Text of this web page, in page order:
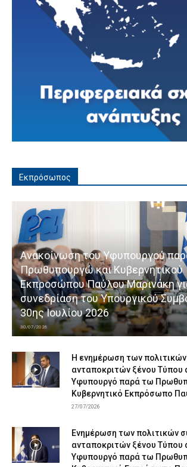
Εκπρόσωπος
Ανακοίνωση του Υφυπουργού
Πρωθυπουργώ και Κυβερνητικού
Εκπροσώπου Παύλου Μαρινάκη
συνεδρίαση του Υπουργικού
30ης Ιουλίου 2026
30/07/2026
Η ενημέρωση των
ανταποκριτών ξένου Τύπου
Υφυπουργό παρά τω
Κυβερνητικό Εκπρόσωπο
27/07/2026
Ενημέρωση των πολιτικών
ανταποκριτών ξένου Τύπου
Υφυπουργό παρά τω